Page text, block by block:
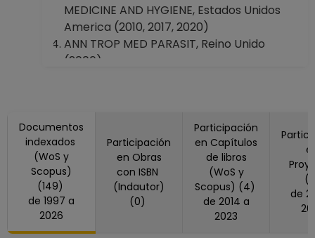
Escuela Nacional de Trabajo Social
Escuela Nacional de Lenguas, Lingüística y
Traducción
Facultad de Estudios Superiores
Escuela Nacional de Estudios Superiores,
Unidad Juriquilla, Quéretaro
Coordinación de Estudios de Posgrado
MEDICINE AND HYGIENE, Estados Unidos
America (2010, 2017, 2020)
ANN TROP MED PARASIT, Reino Unido
(2006)
SCIENCES, Estados Unidos America (2019)
ARCH NEUROL-CHICAGO, Estados Unidos
America (2011)
Archives Of Medical Research, México
(2021)
Archivos de Neurociencias, México (2016)
Arquivos De Neuro-Psiquiatria, Brasil
Documentos
indexados
(WoS y
Scopus)
(149)
de 1997 a
2026
Participación
en Obras
con ISBN
(Indautor)
(0)
Participación
en Capítulos
de libros
(WoS y
Scopus) (4)
de 2014 a
2023
de 2016 a